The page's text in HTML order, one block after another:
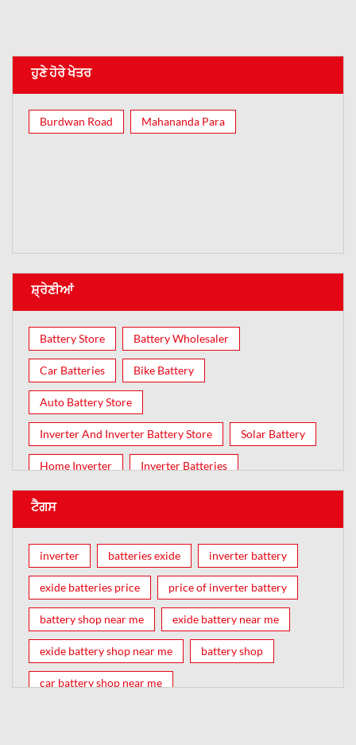
ਹੁਣੇ ਹੋਰੇ ਖੇਤਰ
Burdwan Road Mahananda Para
ਸ਼੍ਰੇਣੀਆਂ
Battery Store Battery Wholesaler
Car Batteries Bike Battery
Auto Battery Store
Inverter And Inverter Battery Store Solar Battery
Home Inverter Inverter Batteries
ਟੈਗਸ
inverter batteries exide inverter battery
exide batteries price price of inverter battery
battery shop near me exide battery near me
exide battery shop near me battery shop
car battery shop near me